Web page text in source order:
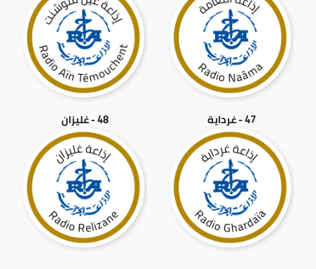
47 - غرداية 48 - غليزان